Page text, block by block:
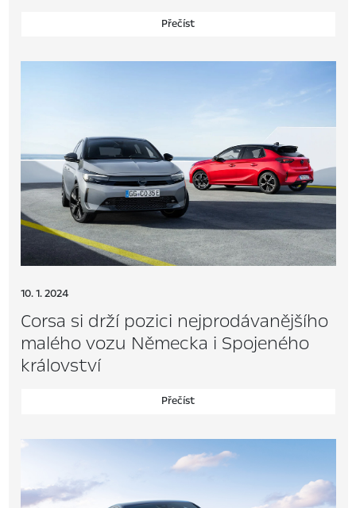
Přečíst
10. 1. 2024
Corsa si drží pozici nejprodávanějšího
malého vozu Německa i Spojeného
království
Přečíst